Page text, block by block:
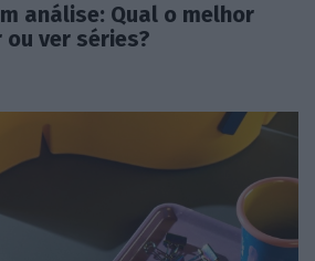
análise: Qual o melhor
ver séries?